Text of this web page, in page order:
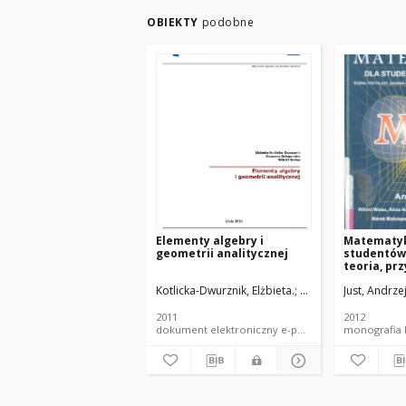
OBIEKTY podobne
Elementy algebry i
geometrii analitycznej
Kotlicka-Dwurznik, Elżbieta. Szkopińska,
2011
dokument elektroniczny e-podręcznik PŁ
teoria,
pakietów
Just,
2012